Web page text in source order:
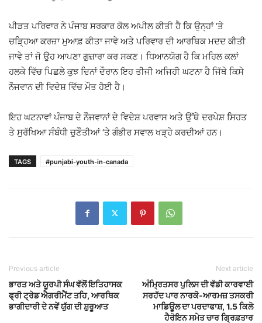
ਪੀੜਤ ਪਰਿਵਾਰ ਨੇ ਪੰਜਾਬ ਸਰਕਾਰ ਕੋਲ ਅਪੀਲ ਕੀਤੀ ਹੈ ਕਿ ਉਨ੍ਹਾਂ ‘ਤੇ
ਚੜ੍ਹਿਆ ਕਰਜ਼ਾ ਮੁਆਫ਼ ਕੀਤਾ ਜਾਵੇ ਅਤੇ ਪਰਿਵਾਰ ਦੀ ਆਰਥਿਕ ਮਦਦ ਕੀਤੀ
ਜਾਵੇ ਤਾਂ ਜੋ ਉਹ ਆਪਣਾ ਗੁਜ਼ਾਰਾ ਕਰ ਸਕਣ। ਧਿਆਨਯੋਗ ਹੈ ਕਿ ਮਹਿਲ ਕਲਾਂ
ਹਲਕੇ ਵਿੱਚ ਪਿਛਲੇ ਕੁਝ ਦਿਨਾਂ ਦੌਰਾਨ ਇਹ ਤੀਜੀ ਅਜਿਹੀ ਘਟਨਾ ਹੈ ਜਿੱਥੇ ਕਿਸੇ
ਨੌਜਵਾਨ ਦੀ ਵਿਦੇਸ਼ ਵਿੱਚ ਮੌਤ ਹੋਈ ਹੈ।
ਇਹ ਘਟਨਾਵਾਂ ਪੰਜਾਬ ਦੇ ਨੌਜਵਾਨਾਂ ਦੇ ਵਿਦੇਸ਼ ਪਰਵਾਸ ਅਤੇ ਉੱਥੇ ਦਰਪੇਸ਼ ਸਿਹਤ
ਤੇ ਸੁਰੱਖਿਆ ਸੰਬੰਧੀ ਚੁਣੌਤੀਆਂ ‘ਤੇ ਗੰਭੀਰ ਸਵਾਲ ਖੜ੍ਹੇ ਕਰਦੀਆਂ ਹਨ।
TAGS #punjabi-youth-in-canada
Previous article
ਭਾਰਤ ਅਤੇ ਯੂਰਪੀ ਸੰਘ ਵੱਲੋਂ ਇਤਿਹਾਸਕ
ਫ੍ਰੀ ਟ੍ਰੇਡ ਐਗਰੀਮੈਂਟ ਤਹਿ, ਆਰਥਿਕ
ਭਾਗੀਦਾਰੀ ਦੇ ਨਵੇਂ ਯੁੱਗ ਦੀ ਸ਼ੁਰੂਆਤ
Next article
ਅੰਮ੍ਰਿਤਸਰ ਪੁਲਿਸ ਦੀ ਵੱਡੀ ਕਾਰਵਾਈ
ਸਰਹੱਦ ਪਾਰ ਨਾਰਕੋ-ਆਰਮਜ਼ ਤਸਕਰੀ
ਮਾਡਿਊਲ ਦਾ ਪਰਦਾਫਾਸ਼, 1.5 ਕਿਲੋ
ਹੈਰੋਇਨ ਸਮੇਤ ਚਾਰ ਗ੍ਰਿਫ਼ਤਾਰ